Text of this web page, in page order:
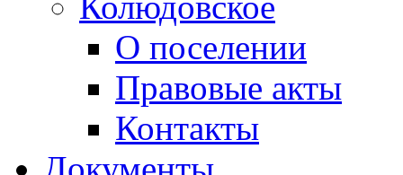
О поселении
Правовые акты
Контакты